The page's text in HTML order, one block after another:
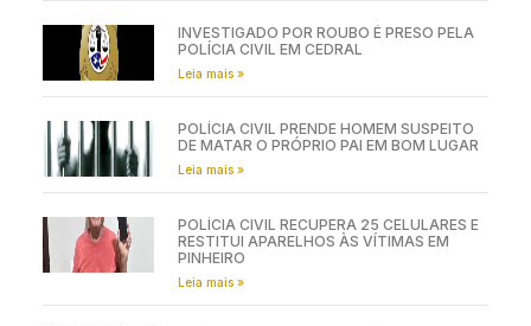
INVESTIGADO POR ROUBO É PRESO PELA
POLÍCIA CIVIL EM CEDRAL
Leia mais »
POLÍCIA CIVIL PRENDE HOMEM SUSPEITO
DE MATAR O PRÓPRIO PAI EM BOM LUGAR
Leia mais »
POLÍCIA CIVIL RECUPERA 25 CELULARES E
RESTITUI APARELHOS ÀS VÍTIMAS EM
PINHEIRO
Leia mais »